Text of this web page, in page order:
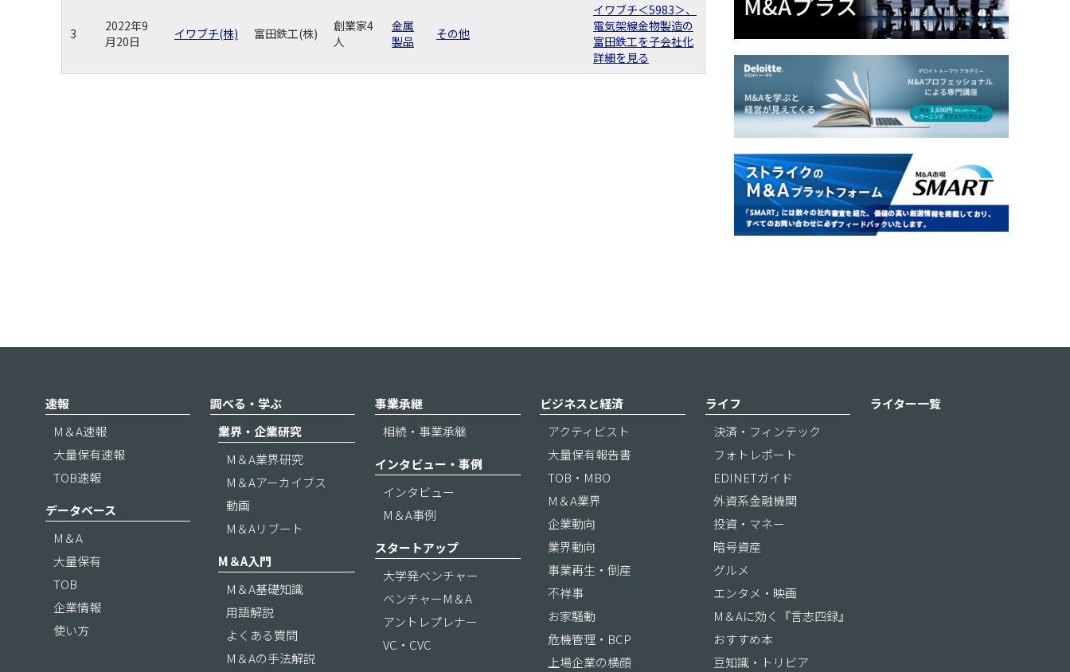
3
2022年9
月20日
イワブチ(株) 富田鉄工(株)
創業家4
人
金属
製品
その他
イワブチ＜5983＞、
電気架線金物製造の
富田鉄工を子会社化
詳細を見る
速報
M＆A速報
大量保有速報
TOB速報
データベース
M＆A
大量保有
TOB
企業情報
使い方
調べる・学ぶ
業界・企業研究
M＆A業界研究
M＆Aアーカイブス
動画
M＆Aリブート
M＆A入門
M＆A基礎知識
用語解説
よくある質問
M＆Aの手法解説
事業承継
相続・事業承継
インタビュー・事例
インタビュー
M＆A事例
スタートアップ
大学発ベンチャー
ベンチャーM＆A
アントレプレナー
VC・CVC
ビジネスと経済
アクティビスト
大量保有報告書
TOB・MBO
M＆A業界
企業動向
業界動向
事業再生・倒産
不祥事
お家騒動
危機管理・BCP
上場企業の横顔
ライフ
決済・フィンテック
フォトレポート
EDINETガイド
外資系金融機関
投資・マネー
暗号資産
グルメ
エンタメ・映画
M＆Aに効く『言志四録』
おすすめ本
豆知識・トリビア
ライター一覧